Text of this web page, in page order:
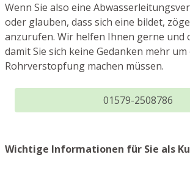
Wenn Sie also eine
oder glauben, dass sich eine bildet,
anzurufen. Wir helfen Ihnen gerne und
damit Sie sich keine Gedanken mehr
Rohrverstopfung machen müssen.
01579-2508786
Wichtige Informationen für Sie als